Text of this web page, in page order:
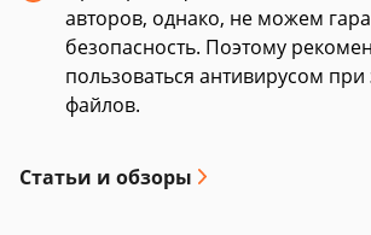
авторов, однако, не можем
безопасность. Поэтому
пользоваться антивирусом при
файлов.
Статьи и обзоры